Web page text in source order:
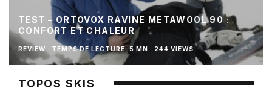
TEST – ORTOVOX RAVINE METAWOOL 90 :
CONFORT ET CHALEUR
REVIEW · TEMPS DE LECTURE: 5 MN · 244 VIEWS
TOPOS SKIS